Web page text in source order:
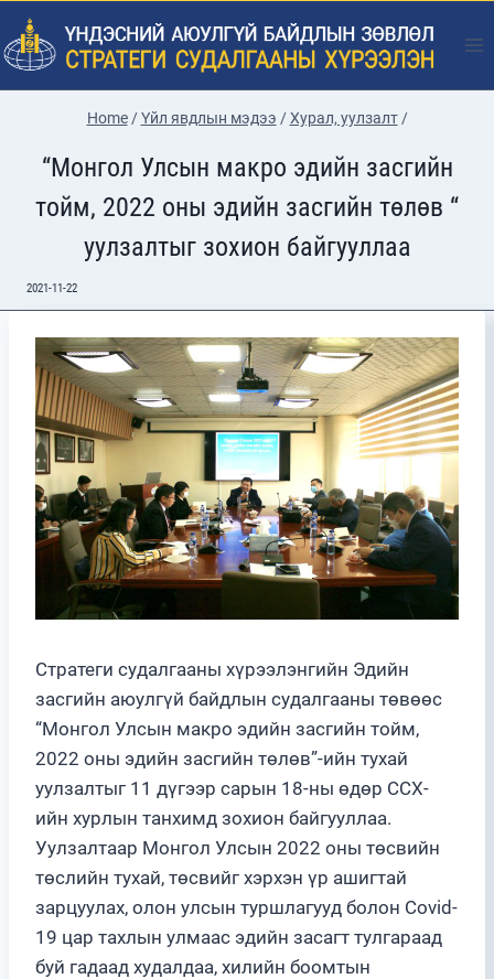
Skip
to
content
Home / Үйл явдлын мэдээ / Хурал, уулзалт /
“Монгол Улсын макро эдийн засгийн
тойм, 2022 оны эдийн засгийн төлөв “
уулзалтыг зохион байгууллаа
2021-11-22
Стратеги судалгааны хүрээлэнгийн Эдийн
засгийн аюулгүй байдлын судалгааны төвөөс
“Монгол Улсын макро эдийн засгийн тойм,
2022 оны эдийн засгийн төлөв”-ийн тухай
уулзалтыг 11 дүгээр сарын 18-ны өдөр ССХ-
ийн хурлын танхимд зохион байгууллаа.
Уулзалтаар Монгол Улсын 2022 оны төсвийн
төслийн тухай, төсвийг хэрхэн үр ашигтай
зарцуулах, олон улсын туршлагууд болон Covid-
19 цар тахлын улмаас эдийн засагт тулгараад
буй гадаад худалдаа, хилийн боомтын